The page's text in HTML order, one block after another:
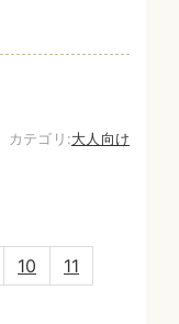
カテゴリ:大人向け
10
11